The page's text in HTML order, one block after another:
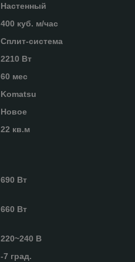
Настенный
400 куб. м/час
Сплит-система
2210 Вт
60 мес
Komatsu
Новое
22 кв.м
690 Вт
660 Вт
220~240 В
-7 град.